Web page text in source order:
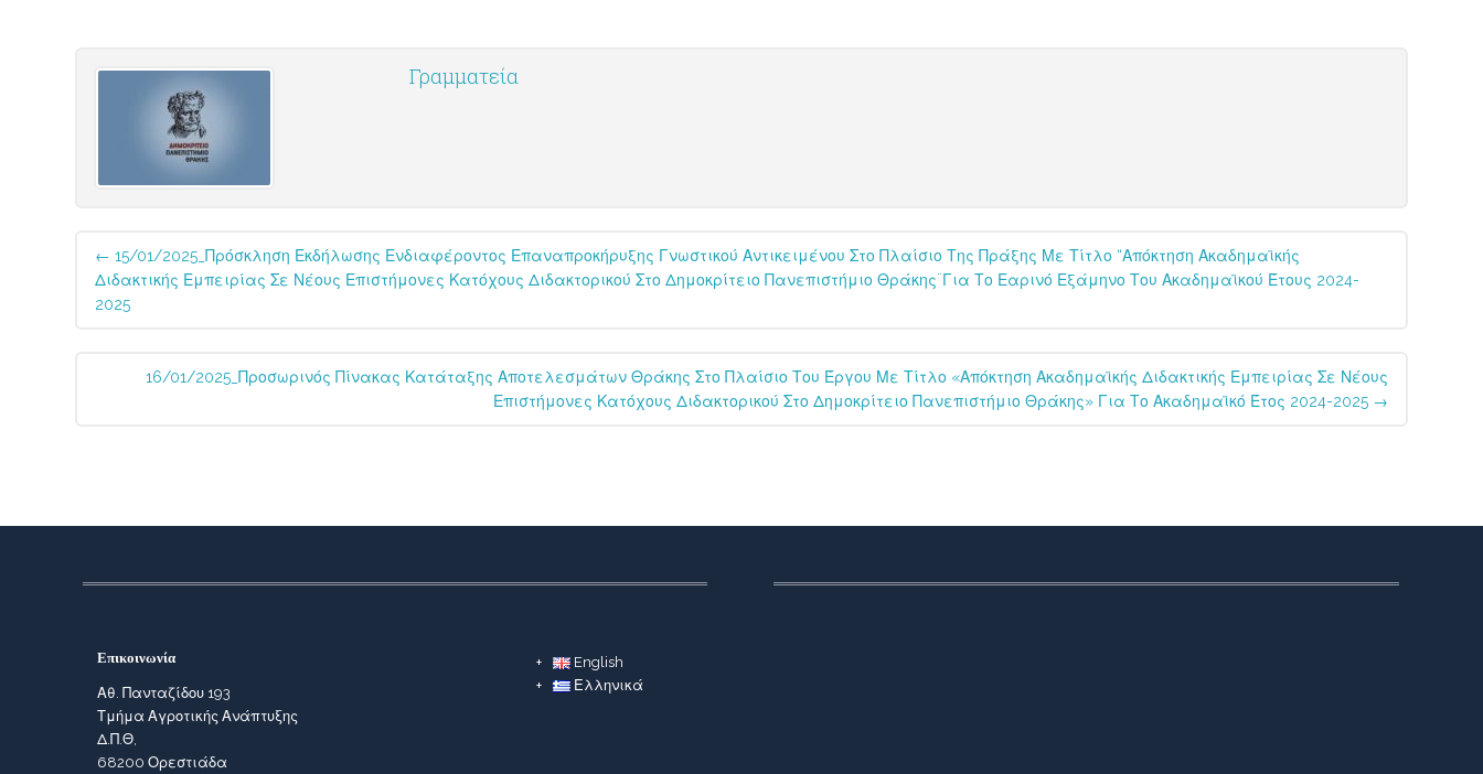
Γραμματεία
Post
navigation
← 15/01/2025_Πρόσκληση Εκδήλωσης Ενδιαφέροντος Επαναπροκήρυξης Γνωστικού Αντικειμένου Στο Πλαίσιο Της Πράξης Με Τίτλο “Απόκτηση Ακαδημαϊκής
Διδακτικής Εμπειρίας Σε Νέους Επιστήμονες Κατόχους Διδακτορικού Στο Δημοκρίτειο Πανεπιστήμιο Θράκης¨για Το Εαρινό Εξάμηνο Του Ακαδημαϊκού Έτους 2024-
2025
16/01/2025_Προσωρινός Πίνακας Κατάταξης Αποτελεσμάτων Θράκης Στο Πλαίσιο Του Έργου Με Τίτλο «Απόκτηση Ακαδημαϊκής Διδακτικής Εμπειρίας Σε Νέους
Επιστήμονες Κατόχους Διδακτορικού Στο Δημοκρίτειο Πανεπιστήμιο Θράκης» Για Το Ακαδημαϊκό Έτος 2024-2025 →
Επικοινωνία
Αθ. Πανταζίδου 193
Τμήμα Αγροτικής Ανάπτυξης
Δ.Π.Θ,
68200 Ορεστιάδα
English
Ελληνικά